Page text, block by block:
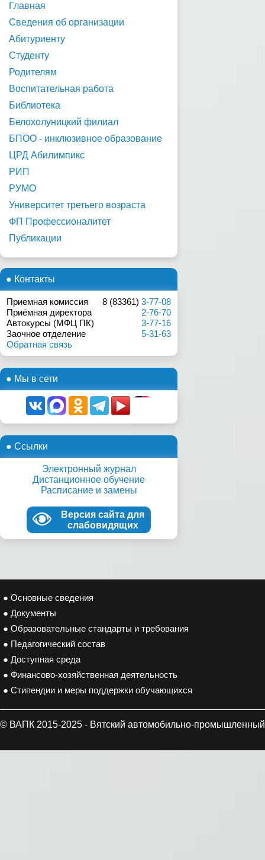
Главная
Сведения об организации
Абитуриенту
Студенту
Родителям
Воспитательная работа
Библиотека
Белохолуницкий филиал
БПОО - инклюзивное образование
ЦРД Абилимпикс
РИП
РУМО
Университет третьего возраста
ФП Профессионалитет
Публикации
● Контакты
Приемная комиссия 8 (83361) 3-77-08
Приёмная директора
2-76-70
Автокурсы (МФЦ ПК)
3-77-16
Заочное отделение
5-31-63
Обратная связь
● Мы в сети
● Ссылки
Электронный журнал
Дистанционное обучение
Расписание и замены
Версия сайта для
слабовидящих
● Основные сведения
● Документы
● Образовательные стандарты и требования
● Педагогический состав
● Доступная среда
● Финансово-хозяйственная деятельность
● Стипендии и меры поддержки обучающихся
© ВАПК 2015-2025 - Вятский автомобильно-